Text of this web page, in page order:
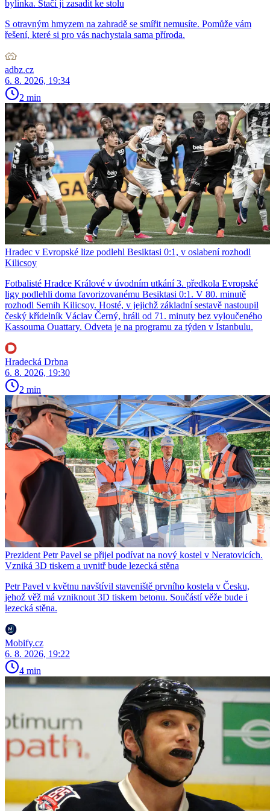
bylinka. Stačí ji zasadit ke stolu
S otravným hmyzem na zahradě se smířit nemusíte. Pomůže vám
řešení, které si pro vás nachystala sama příroda.
adbz.cz
6. 8. 2026, 19:34
2 min
Hradec v Evropské lize podlehl Besiktasi 0:1, v oslabení rozhodl
Kilicsoy
Fotbalisté Hradce Králové v úvodním utkání 3. předkola Evropské
ligy podlehli doma favorizovanému Besiktasi 0:1. V 80. minutě
rozhodl Semih Kilicsoy. Hosté, v jejichž základní sestavě nastoupil
český křídelník Václav Černý, hráli od 71. minuty bez vyloučeného
Kassouma Ouattary. Odveta je na programu za týden v Istanbulu.
Hradecká Drbna
6. 8. 2026, 19:30
2 min
Prezident Petr Pavel se přijel podívat na nový kostel v Neratovicích.
Vzniká 3D tiskem a uvnitř bude lezecká stěna
Petr Pavel v květnu navštívil staveniště prvního kostela v Česku,
jehož věž má vzniknout 3D tiskem betonu. Součástí věže bude i
lezecká stěna.
Mobify.cz
6. 8. 2026, 19:22
4 min